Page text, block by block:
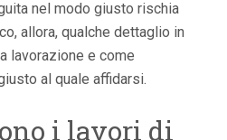
nel modo giusto rischia
allora, qualche dettaglio in
lavorazione e come
al quale affidarsi.
i lavori di